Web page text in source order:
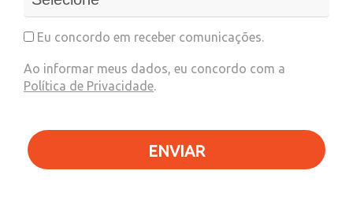
Eu concordo em receber comunicações.
Ao informar meus dados, eu concordo com a
Política de Privacidade.
ENVIAR